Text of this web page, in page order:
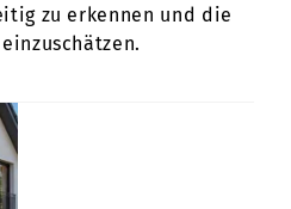
zu erkennen und die